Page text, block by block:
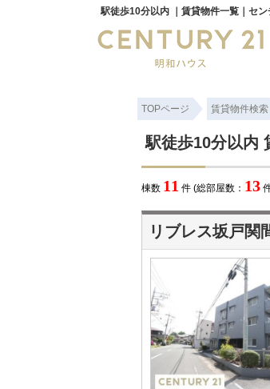
駅徒歩10分以内 ｜賃貸物件一覧｜セ
TOPページ 賃貸物件検索
駅徒歩10分以内
棟数 11 件 (総部屋数： 13
リブレス坂戸関